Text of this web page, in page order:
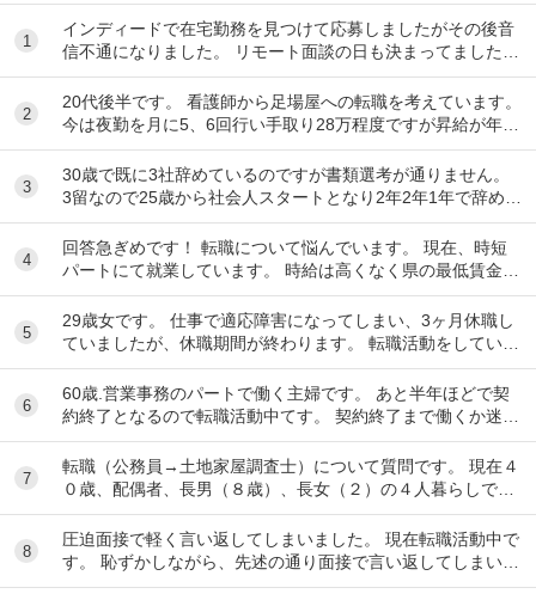
1
インディードで在宅勤務を見つけて応募しましたがその後音
信不通になりました。 リモート面談の日も決まってました。
リクルーティングソリューションという会...
2
20代後半です。 看護師から足場屋への転職を考えています。
今は夜勤を月に5、6回行い手取り28万程度ですが昇給が年10
00円のため将来に不安があります。...
3
30歳で既に3社辞めているのですが書類選考が通りません。
3留なので25歳から社会人スタートとなり2年2年1年で辞めて
しまいました。全部SESのITエンジ...
4
回答急ぎめです！ 転職について悩んでいます。 現在、時短
パートにて就業しています。 時給は高くなく県の最低賃金＋
20円で、1日6時間で働いています。 ...
5
29歳女です。 仕事で適応障害になってしまい、3ヶ月休職し
ていましたが、休職期間が終わります。 転職活動をしていま
したが決まらなかったので、一応、復帰さ...
6
60歳.営業事務のパートで働く主婦です。 あと半年ほどで契
約終了となるので転職活動中てす。 契約終了まで働くか迷い
ましたが、転職するなら早いほうが良いだろ...
7
転職（公務員→土地家屋調査士）について質問です。 現在４
０歳、配偶者、長男（８歳）、長女（２）の４人暮らしで
す。 地方公務員として勤めているなか、昨年度...
8
圧迫面接で軽く言い返してしまいました。 現在転職活動中で
す。 恥ずかしながら、先述の通り面接で言い返してしまい、
今後どのように対応すべきかご教示いただきた...